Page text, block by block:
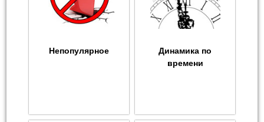
Непопулярное
Динамика по
времени